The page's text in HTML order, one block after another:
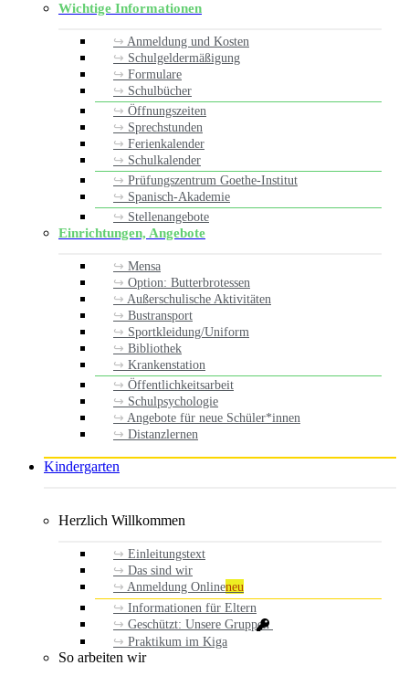
Wichtige Informationen
Anmeldung und Kosten
Schulgeldermäßigung
Formulare
Schulbücher
Öffnungszeiten
Sprechstunden
Ferienkalender
Schulkalender
Prüfungszentrum Goethe-Institut
Spanisch-Akademie
Stellenangebote
Einrichtungen, Angebote
Mensa
Option: Butterbrotessen
Außerschulische Aktivitäten
Bustransport
Sportkleidung/Uniform
Bibliothek
Krankenstation
Öffentlichkeitsarbeit
Schulpsychologie
Angebote für neue Schüler*innen
Distanzlernen
Kindergarten
Herzlich Willkommen
Einleitungstext
Das sind wir
Anmeldung Onlineneu
Informationen für Eltern
Geschützt: Unsere Gruppen
Praktikum im Kiga
So arbeiten wir